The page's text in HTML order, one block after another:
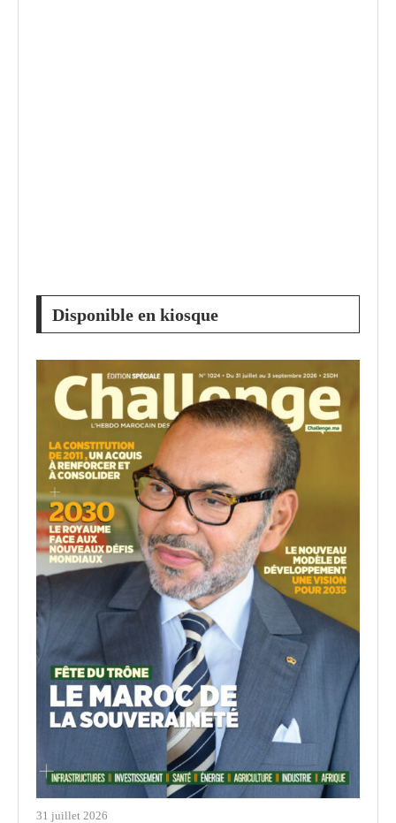
Disponible en kiosque
31 juillet 2026